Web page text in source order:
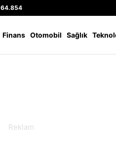
64.854
Finans Otomobil Sağlık